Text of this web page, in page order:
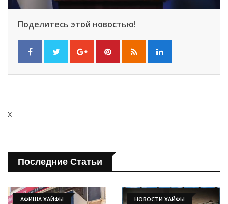
Поделитесь этой новостью!
x
Последние Статьи
АФИША ХАЙФЫ НОВОСТИ ХАЙФЫ